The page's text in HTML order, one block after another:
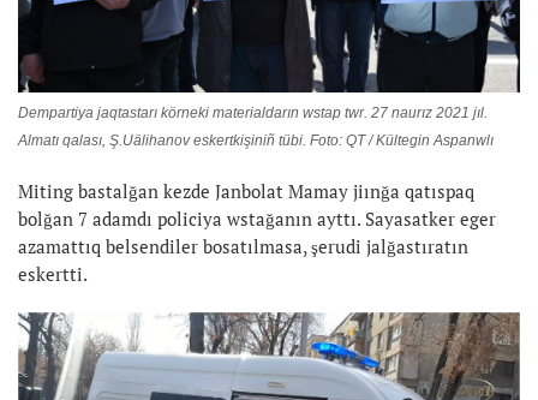
Dempartiya jaqtastarı körneki materialdarın wstap twr. 27 naurız 2021 jıl.
Almatı qalası, Ş.Uälihanov eskertkişiniñ tübi. Foto: QT / Kültegin Aspanwlı
Miting bastalğan kezde Janbolat Mamay jiınğa qatıspaq
bolğan 7 adamdı policiya wstağanın ayttı. Sayasatker eger
azamattıq belsendiler bosatılmasa, şerudi jalğastıratın
eskertti.